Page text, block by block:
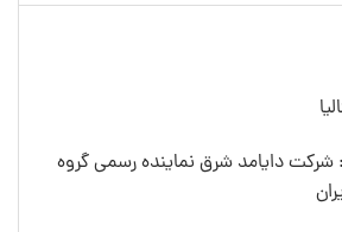
شرکت دایامد شرق نماینده رسمی گروه